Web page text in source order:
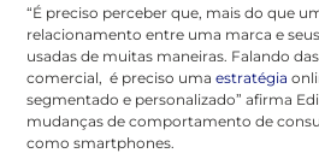
“É preciso perceber que, mais do que
relacionamento entre uma marca e
usadas de muitas maneiras. Falando
comercial, é preciso umaestratégia
segmentado e personalizado” afirma
mudanças de comportamento de
como smartphones.